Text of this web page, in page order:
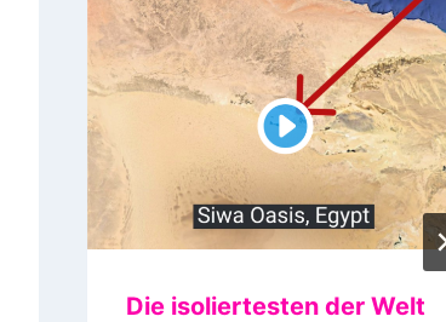
Die isoliertesten der Welt